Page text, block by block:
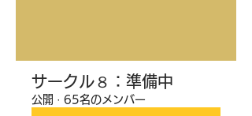
サークル８：準備中
公開 · 65名のメンバー